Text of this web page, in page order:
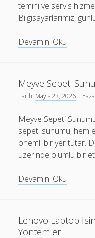
temini ve servis
Bilgisayarlarımız,
Devamını Oku
Yedek
Parca
Meyve Sepeti
Tarih: Mayıs 23, 2026 |
Meyve Sepeti
sepeti sunumu, hem
önemli bir yer tutar.
üzerinde olumlu bir
Devamını Oku
Neden
Lenovo Laptop
Yontemler